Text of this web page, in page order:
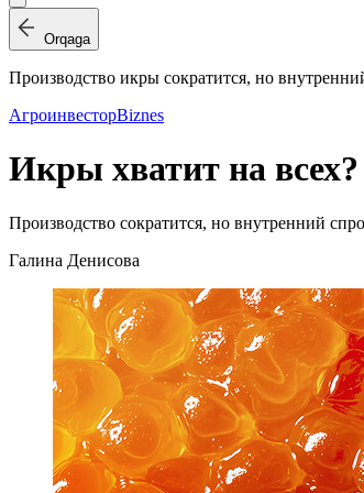
Orqaga
Производство икры сократится, но
АгроинвесторBiznes
Икры хватит на всех?
Производство сократится, но внутренний
Галина Денисова